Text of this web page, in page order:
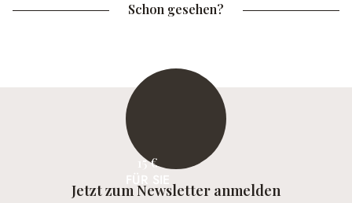
Schon gesehen?
15 €
Jetzt zum Newsletter anmelden